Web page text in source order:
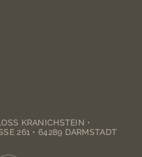
KRANICHSTEIN •
261 • 64289 DARMSTADT